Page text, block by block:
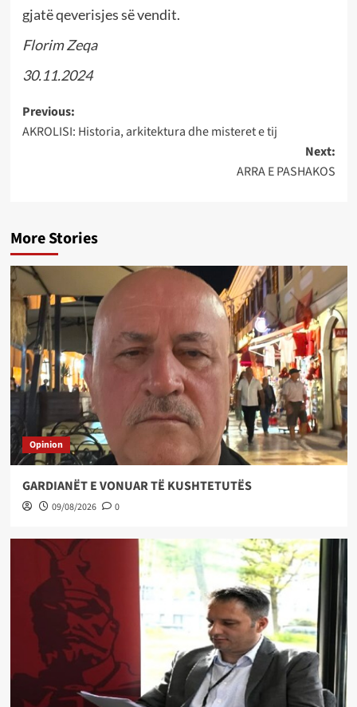
gjatë qeverisjes së vendit.
Florim Zeqa
30.11.2024
Post
navigation
Previous:
AKROLISI: Historia, arkitektura dhe misteret e tij
Next:
ARRA E PASHAKOS
More Stories
Opinion
GARDIANËT E VONUAR TË KUSHTETUTËS
09/08/2026 0